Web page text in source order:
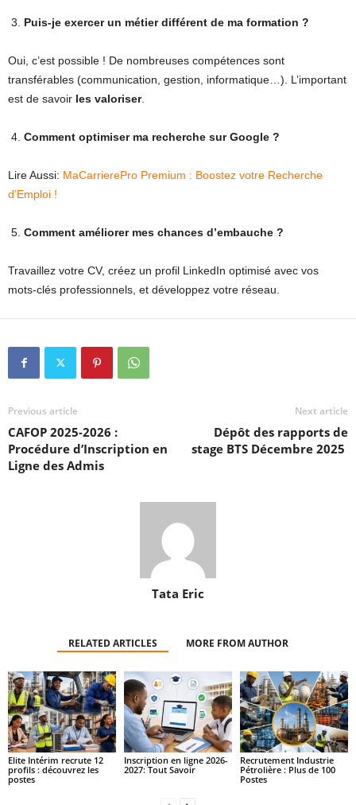
3. Puis-je exercer un métier différent de ma formation ?
Oui, c’est possible ! De nombreuses compétences sont
transférables (communication, gestion, informatique…). L’important
est de savoir les valoriser.
4. Comment optimiser ma recherche sur Google ?
Lire Aussi: MaCarrierePro Premium : Boostez votre Recherche
d’Emploi !
5. Comment améliorer mes chances d’embauche ?
Travaillez votre CV, créez un profil LinkedIn optimisé avec vos
mots-clés professionnels, et développez votre réseau.
Previous article
CAFOP 2025-2026 :
Procédure d’Inscription en
Ligne des Admis
Next article
Dépôt des rapports de
stage BTS Décembre 2025
Tata Eric
RELATED ARTICLES MORE FROM AUTHOR
Elite Intérim recrute 12
profils : découvrez les
postes
Inscription en ligne 2026-
2027: Tout Savoir
Recrutement Industrie
Pétrolière : Plus de 100
Postes